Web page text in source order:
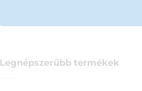
Legnépszerűbb termékek